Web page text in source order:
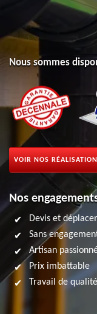
Nous sommes
VOIR NOS
Nos
Devis et
Sans
Artisan
Prix imbattable
Travail de qualité